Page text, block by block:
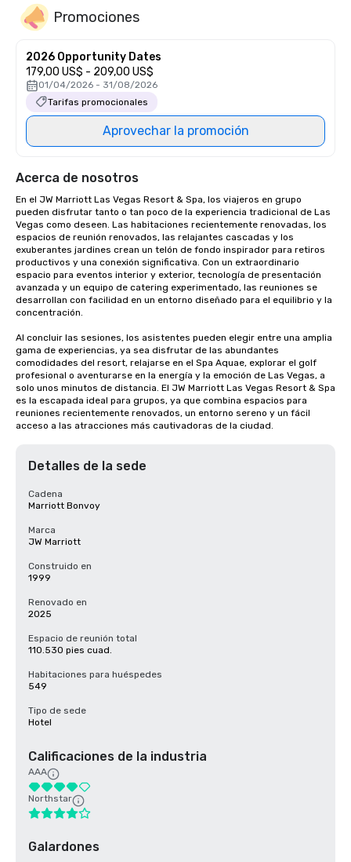
Promociones
2026 Opportunity Dates
179,00 US$ - 209,00 US$
01/04/2026 - 31/08/2026
Tarifas promocionales
Aprovechar la promoción
Acerca de nosotros
En el JW Marriott Las Vegas Resort & Spa, los viajeros en grupo
pueden disfrutar tanto o tan poco de la experiencia tradicional de Las
Vegas como deseen. Las habitaciones recientemente renovadas, los
espacios de reunión renovados, las relajantes cascadas y los
exuberantes jardines crean un telón de fondo inspirador para retiros
productivos y una conexión significativa. Con un extraordinario
espacio para eventos interior y exterior, tecnología de presentación
avanzada y un equipo de catering experimentado, las reuniones se
desarrollan con facilidad en un entorno diseñado para el equilibrio y la
concentración.
Al concluir las sesiones, los asistentes pueden elegir entre una amplia
gama de experiencias, ya sea disfrutar de las abundantes
comodidades del resort, relajarse en el Spa Aquae, explorar el golf
profesional o aventurarse en la energía y la emoción de Las Vegas, a
solo unos minutos de distancia. El JW Marriott Las Vegas Resort & Spa
es la escapada ideal para grupos, ya que combina espacios para
reuniones recientemente renovados, un entorno sereno y un fácil
acceso a las atracciones más cautivadoras de la ciudad.
Detalles de la sede
Cadena
Marriott Bonvoy
Marca
JW Marriott
Construido en
1999
Renovado en
2025
Espacio de reunión total
110.530 pies cuad.
Habitaciones para huéspedes
549
Tipo de sede
Hotel
Calificaciones de la industria
AAA
Northstar
Galardones